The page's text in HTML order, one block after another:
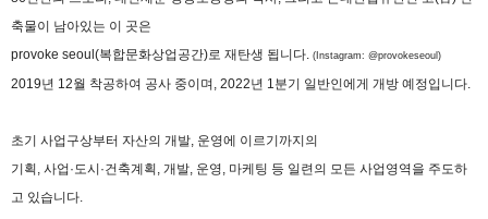
축물이 남아있는 이 곳은
provoke seoul(복합문화상업공간)로 재탄생 됩니다. (Instagram: @provokeseoul)
2019년 12월 착공하여 공사 중이며 , 2022년 1분기 일반인에게 개방 예정입니다.
초기 사업구상부터 자산의 개발, 운영에 이르기까지의
기획 , 사업·도시·건축계획 , 개발, 운영, 마케팅 등 일련의 모든 사업영역을 주도하
고 있습니다.